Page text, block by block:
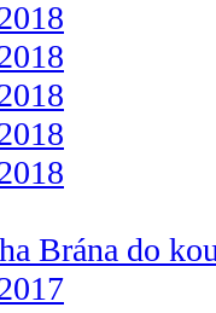
Brána do